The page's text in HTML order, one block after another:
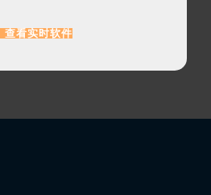
查看实时软件